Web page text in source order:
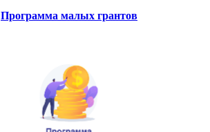
Программа малых грантов